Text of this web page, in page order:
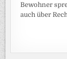
Bewohner
auch über